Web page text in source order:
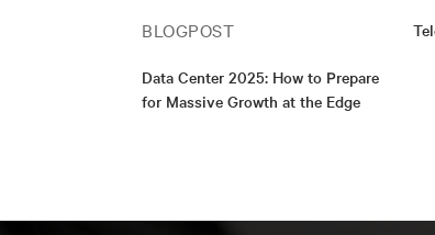
BLOGPOST
Data Center 2025: How to Prepare
for Massive Growth at the Edge